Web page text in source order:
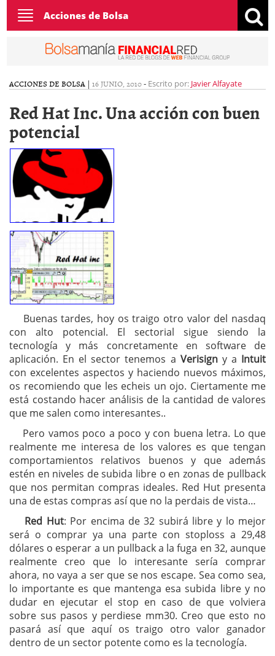
Toggle
navigation
Acciones de Bolsa
ACCIONES DE BOLSA | 16 JUNIO, 2010- Escrito por: Javier Alfayate
Red Hat Inc. Una acción con buen
potencial
Buenas tardes, hoy os traigo otro valor del nasdaq
con alto potencial. El sectorial sigue siendo la
tecnología y más concretamente en software de
aplicación. En el sector tenemos a Verisigny a Intuit
con excelentes aspectos y haciendo nuevos máximos,
os recomiendo que les echeis un ojo. Ciertamente me
está costando hacer análisis de la cantidad de valores
que me salen como interesantes..
Pero vamos poco a poco y con buena letra. Lo que
realmente me interesa de los valores es que tengan
comportamientos relativos buenos y que además
estén en niveles de subida libre o en zonas de pullback
que nos permitan compras ideales. Red Hut presenta
una de estas compras así que no la perdais de vista…
Red Hut: Por encima de 32 subirá libre y lo mejor
será o comprar ya una parte con stoploss a 29,48
dólares o esperar a un pullback a la fuga en 32, aunque
realmente creo que lo interesante sería comprar
ahora, no vaya a ser que se nos escape. Sea como sea,
lo importante es que mantenga esa subida libre y no
dudar en ejecutar el stop en caso de que volviera
sobre sus pasos y perdiese mm30. Creo que esto no
pasará así que aquí os traigo otro valor ganador
dentro de un sector potente como es la tecnología.